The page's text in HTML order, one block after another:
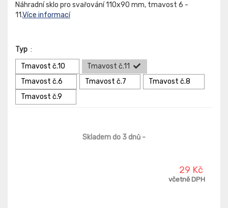
Náhradní sklo pro svařování 110x90 mm, tmavost 6 -
11.Více informací
Typ :
Tmavost č.10
Tmavost č.11
Tmavost č.6
Tmavost č.7
Tmavost č.8
Tmavost č.9
Skladem do 3 dnů -
29 Kč
včetně DPH